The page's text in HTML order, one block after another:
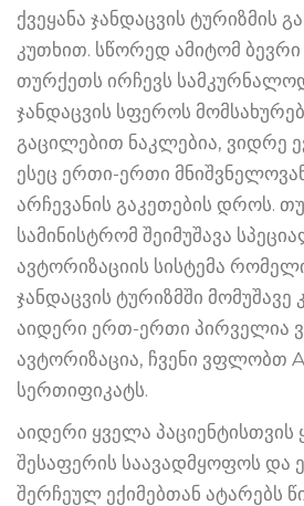
ქვეყანა ჯანდაცვის ტურიზმის
კუთხით. სწორედ ამიტომ
თურქეთს ირჩევს
ჯანდაცვის სფეროს
გაცილებით ნაკლებია, ვიდრე
ესეც ერთი-ერთი
არჩევანის გაკეთების დროს.
სამინისტრომ შეიმუშავა
ავტორიზაციის სისტემა
ჯანდაცვის ტურიზმში მომუშავე
აიდერი ერთ-ერთი პირველია
ავტორიზაცია, ჩვენი ვფლობთ
სერთიფიკატს.
აიდერი ყველა პაციენტისთვის
შესაფერის საავადმყოფოს და
შერჩეულ ექიმებთან ატარებს